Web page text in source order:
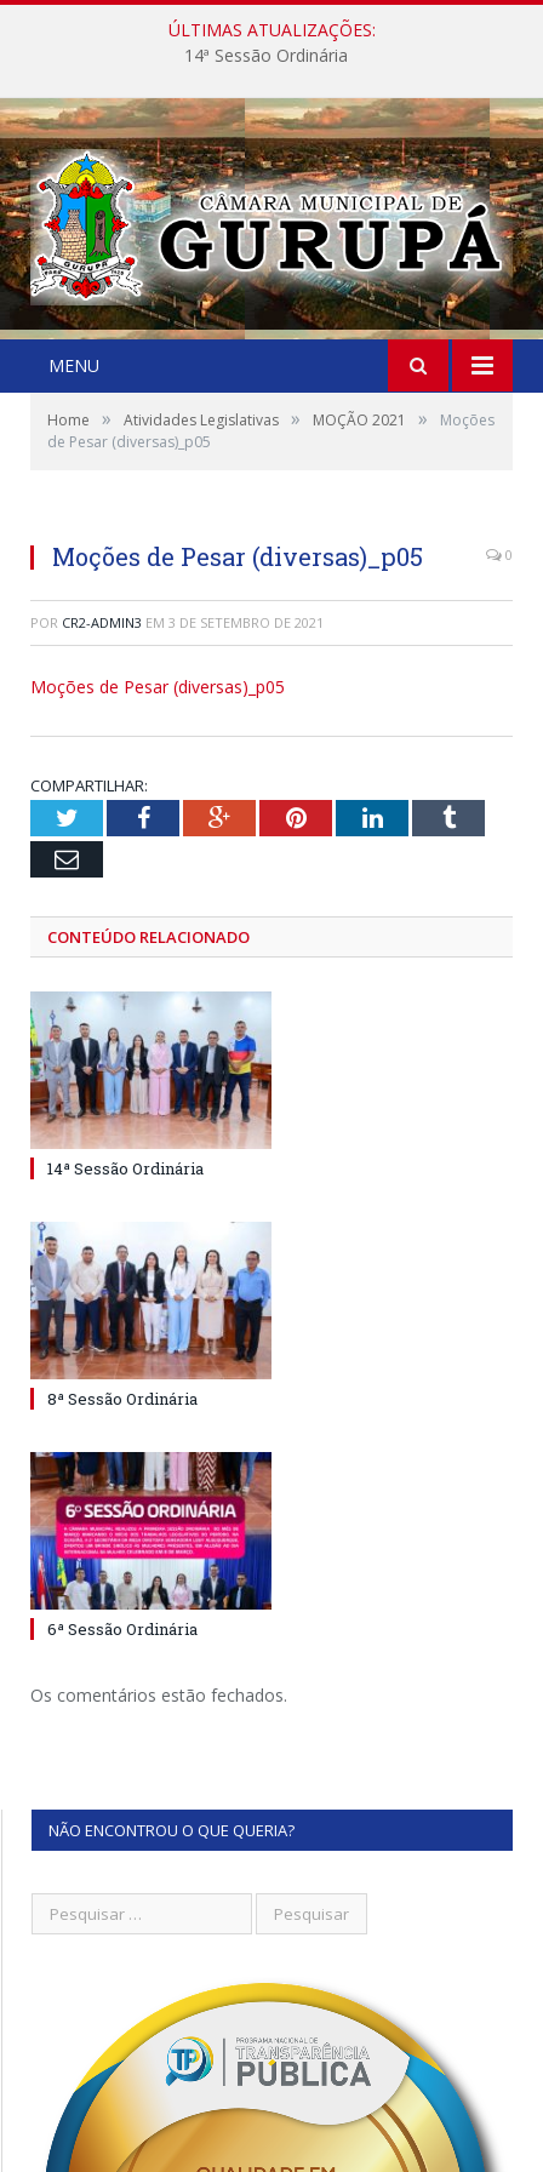
ÚLTIMAS ATUALIZAÇÕES:
14ª Sessão Ordinária
MENU
Home » Atividades Legislativas » MOÇÃO 2021 »
Moções
de Pesar (diversas)_p05
Moções de Pesar (diversas)_p05 0
POR CR2-ADMIN3 EM 3 DE SETEMBRO DE 2021
Moções de Pesar (diversas)_p05
COMPARTILHAR:
TwitterFacebookGoogle+PinterestLinkedInTumblr
Email
CONTEÚDO RELACIONADO
14ª Sessão Ordinária
8ª Sessão Ordinária
6ª Sessão Ordinária
Os comentários estão fechados.
NÃO ENCONTROU O QUE QUERIA?